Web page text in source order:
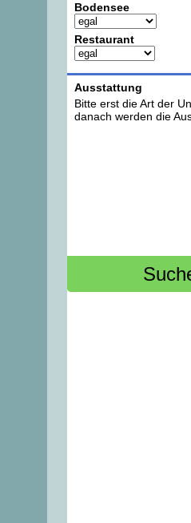
Bodensee
Restaurant
Ausstattung
Bitte erst die Art der
danach werden die